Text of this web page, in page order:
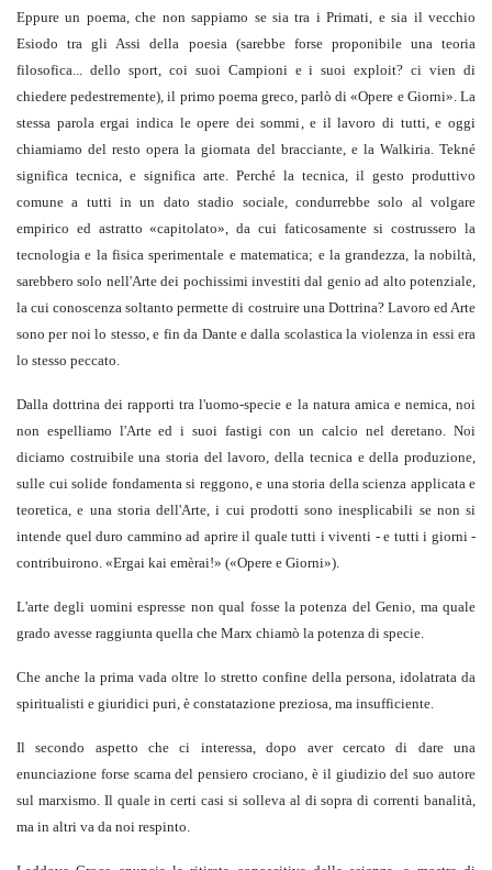
Eppure un poema, che non sappiamo se sia tra i Primati, e sia il vecchio
Esiodo tra gli Assi della poesia (sarebbe forse proponibile una teoria
filosofica... dello sport, coi suoi Campioni e i suoi exploit? ci vien di
chiedere pedestremente), il primo poema greco, parlò di «Opere e Giorni». La
stessa parola ergai indica le opere dei sommi, e il lavoro di tutti, e oggi
chiamiamo del resto opera la giornata del bracciante, e la Walkiria. Tekné
significa tecnica, e significa arte. Perché la tecnica, il gesto produttivo
comune a tutti in un dato stadio sociale, condurrebbe solo al volgare
empirico ed astratto «capitolato», da cui faticosamente si costrussero la
tecnologia e la fisica sperimentale e matematica; e la grandezza, la nobiltà,
sarebbero solo nell'Arte dei pochissimi investiti dal genio ad alto potenziale,
la cui conoscenza soltanto permette di costruire una Dottrina? Lavoro ed Arte
sono per noi lo stesso, e fin da Dante e dalla scolastica la violenza in essi era
lo stesso peccato.
Dalla dottrina dei rapporti tra l'uomo-specie e la natura amica e nemica, noi
non espelliamo l'Arte ed i suoi fastigi con un calcio nel deretano. Noi
diciamo costruibile una storia del lavoro, della tecnica e della produzione,
sulle cui solide fondamenta si reggono, e una storia della scienza applicata e
teoretica, e una storia dell'Arte, i cui prodotti sono inesplicabili se non si
intende quel duro cammino ad aprire il quale tutti i viventi - e tutti i giorni -
contribuirono. «Ergai kai emèrai!» («Opere e Giorni»).
L'arte degli uomini espresse non qual fosse la potenza del Genio, ma quale
grado avesse raggiunta quella che Marx chiamò la potenza di specie.
Che anche la prima vada oltre lo stretto confine della persona, idolatrata da
spiritualisti e giuridici puri, è constatazione preziosa, ma insufficiente.
Il secondo aspetto che ci interessa, dopo aver cercato di dare una
enunciazione forse scarna del pensiero crociano, è il giudizio del suo autore
sul marxismo. Il quale in certi casi si solleva al di sopra di correnti banalità,
ma in altri va da noi respinto.